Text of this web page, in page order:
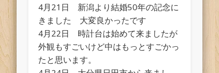
4月21日 新潟より結婚50年の記念に
きました 大変良かったです
4月22日 時計台は始めて来ましたが
外観もすごいけど中はもっとすごかっ
たと思います。